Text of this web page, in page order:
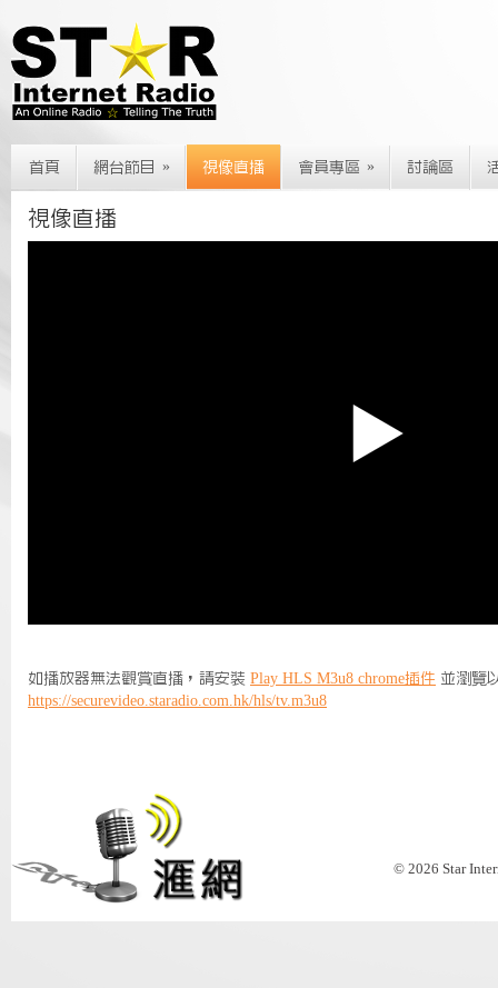
首頁 網台節目 » 視像直播 會員專區 » 討論區
視像直播
如播放器無法觀賞直播，請安裝 Play HLS M3u8 chrome插件 並瀏覽
https://securevideo.staradio.com.hk/hls/tv.m3u8
© 2026 Star